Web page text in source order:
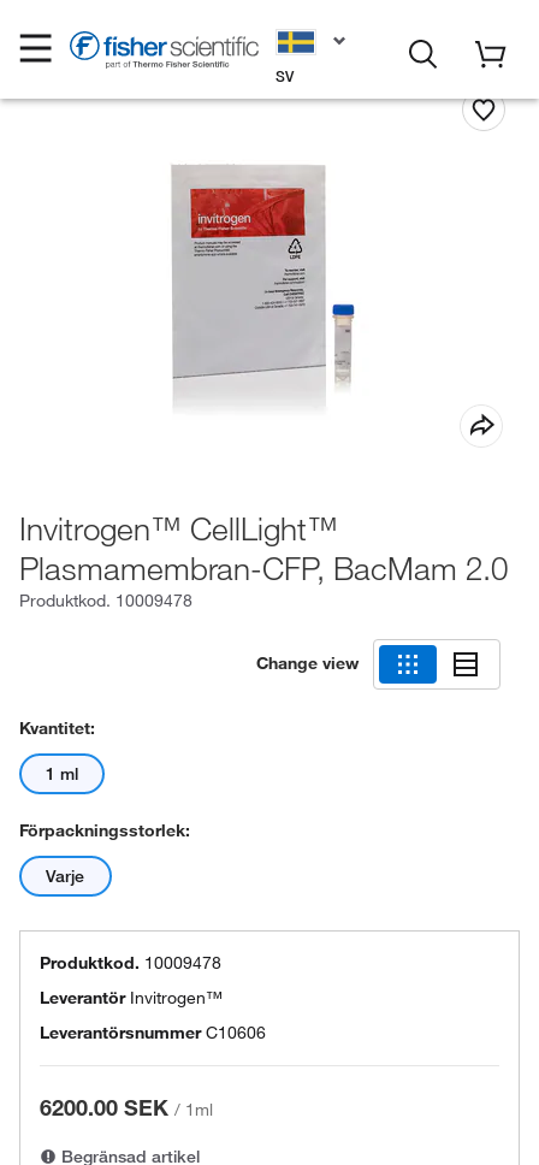
SV
Invitrogen™ CellLight™
Plasmamembran-CFP, BacMam 2.0
Produktkod. 10009478
Change view
Kvantitet:
1 ml
Förpackningsstorlek:
Varje
Produktkod. 10009478
Leverantör Invitrogen™
Leverantörsnummer C10606
6200.00 SEK / 1ml
Begränsad artikel